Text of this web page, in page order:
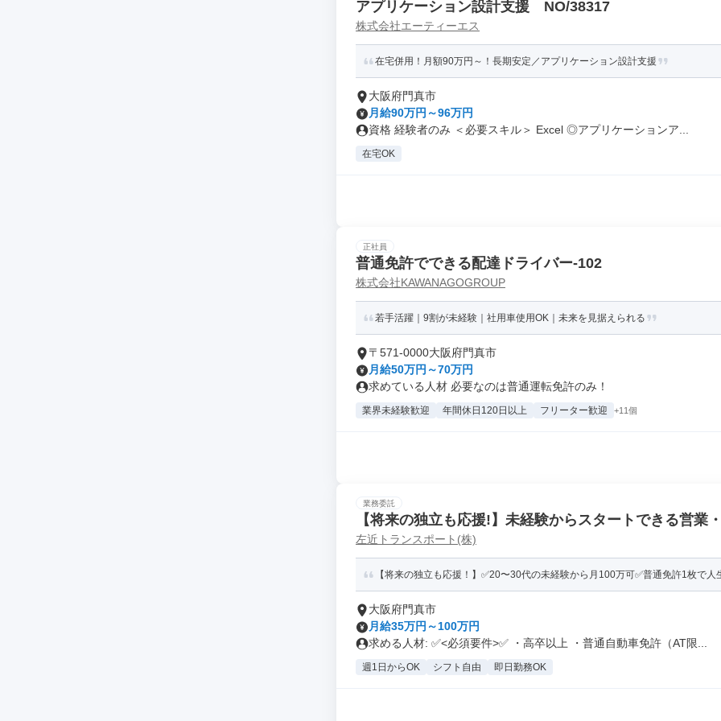
アプリケーション設計支援 NO/38317
株式会社エーティーエス
在宅併用！月額90万円～！長期安定／アプリケーション設計支援
大阪府門真市
月給90万円～96万円
資格 経験者のみ ＜必要スキル＞ Excel ◎アプリケーションア...
在宅OK
正社員
普通免許でできる配達ドライバー-102
株式会社KAWANAGOGROUP
若手活躍｜9割が未経験｜社用車使用OK｜未来を見据えられる
〒571-0000大阪府門真市
月給50万円～70万円
求めている人材 必要なのは普通運転免許のみ！
業界未経験歓迎 年間休日120日以上 フリーター歓迎 +11個
業務委託
【将来の独立も応援!】未経験からスタートできる営業
左近トランスポート(株)
【将来の独立も応援！】✅20〜30代の未経験から月100万可✅普通免許1枚で人
大阪府門真市
月給35万円～100万円
求める人材: ✅<必須要件>✅ ・高卒以上 ・普通自動車免許（AT限...
週1日からOK シフト自由 即日勤務OK